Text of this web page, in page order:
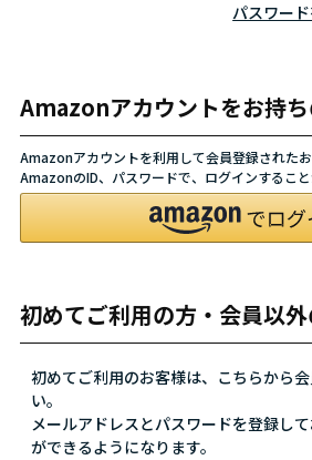
パスワー
Amazonアカウントをお持
Amazonアカウントを利用して会員登録されたお
AmazonのID、パスワードで、ログインすること
初めてご利用の方・会員以
初めてご利用のお客様は、こちらから
い。
メールアドレスとパスワードを登録し
ができるようになります。